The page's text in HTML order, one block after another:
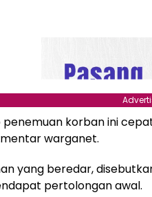
korban ini
warganet.
yang beredar,
pertolongan awal.